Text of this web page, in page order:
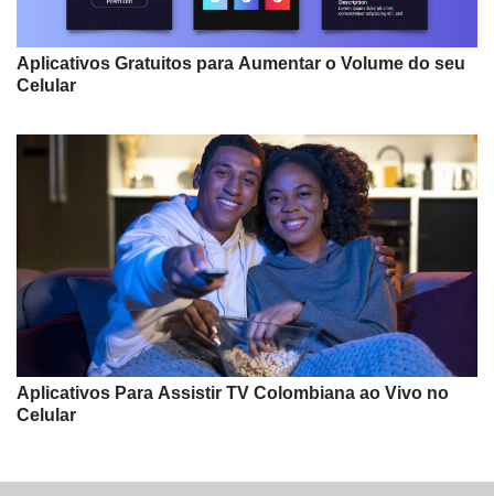
Aplicativos Gratuitos para Aumentar o Volume do seu
Celular
Aplicativos Para Assistir TV Colombiana ao Vivo no
Celular